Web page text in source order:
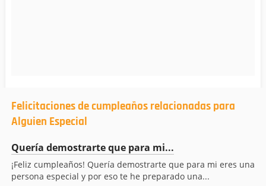
Felicitaciones de cumpleaños relacionadas para
Alguien Especial
Quería demostrarte que para mi...
¡Feliz cumpleaños! Quería demostrarte que para mi eres una
persona especial y por eso te he preparado una...